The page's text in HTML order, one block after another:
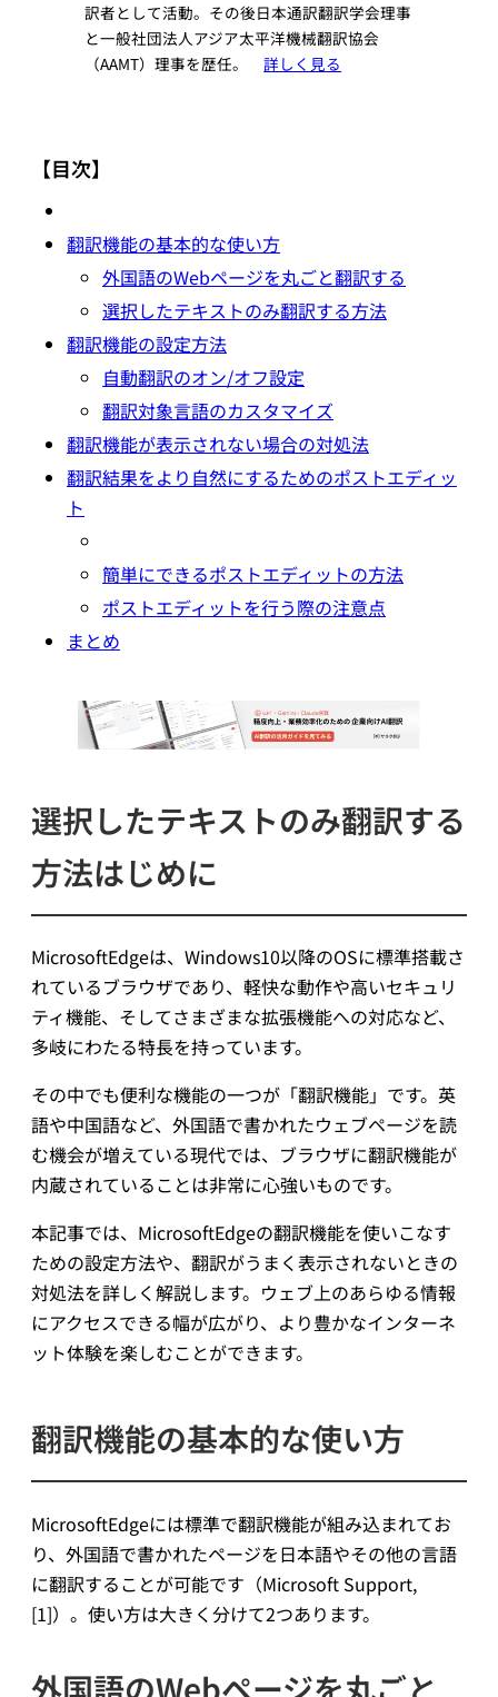
訳者として活動。その後日本通訳翻訳学会理事
と一般社団法人アジア太平洋機械翻訳協会
（AAMT）理事を歴任。詳しく見る
【目次】
翻訳機能の基本的な使い方
外国語のWebページを丸ごと翻訳する
選択したテキストのみ翻訳する方法
翻訳機能の設定方法
自動翻訳のオン/オフ設定
翻訳対象言語のカスタマイズ
翻訳機能が表示されない場合の対処法
翻訳結果をより自然にするためのポストエディッ
ト
簡単にできるポストエディットの方法
ポストエディットを行う際の注意点
まとめ
選択したテキストのみ翻訳する
方法はじめに
MicrosoftEdgeは、Windows10以降のOSに標準搭載さ
れているブラウザであり、軽快な動作や高いセキュリ
ティ機能、そしてさまざまな拡張機能への対応など、
多岐にわたる特長を持っています。
その中でも便利な機能の一つが「翻訳機能」です。英
語や中国語など、外国語で書かれたウェブページを読
む機会が増えている現代では、ブラウザに翻訳機能が
内蔵されていることは非常に心強いものです。
本記事では、MicrosoftEdgeの翻訳機能を使いこなす
ための設定方法や、翻訳がうまく表示されないときの
対処法を詳しく解説します。ウェブ上のあらゆる情報
にアクセスできる幅が広がり、より豊かなインターネ
ット体験を楽しむことができます。
翻訳機能の基本的な使い方
MicrosoftEdgeには標準で翻訳機能が組み込まれてお
り、外国語で書かれたページを日本語やその他の言語
に翻訳することが可能です（Microsoft Support,
[1]）。使い方は大きく分けて2つあります。
外国語のWebページを丸ごと